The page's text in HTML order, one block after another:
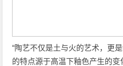
“陶艺不仅是土与火的艺术，更
的特点源于高温下釉色产生的